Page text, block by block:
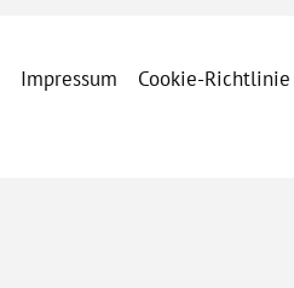
Impressum Cookie-Richtlinie